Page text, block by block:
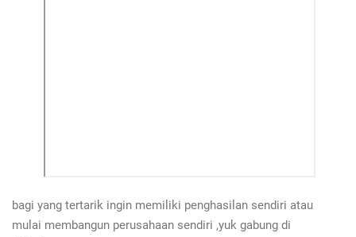
bagi yang tertarik ingin memiliki penghasilan sendiri atau
mulai membangun perusahaan sendiri ,yuk gabung di